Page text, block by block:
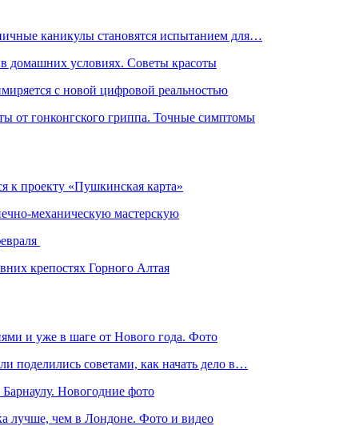
каникулы становятся испытанием для…
домашних условиях. Советы красоты
с новой цифровой реальностью
от гонконгского гриппа. Точные симптомы
к проекту «Пушкинская карта»
механическую мастерскую
крепостях Горного Алтая
и уже в шаге от Нового года. Фото
поделились советами, как начать дело в…
Новогодние фото
лучше, чем в Лондоне. Фото и видео